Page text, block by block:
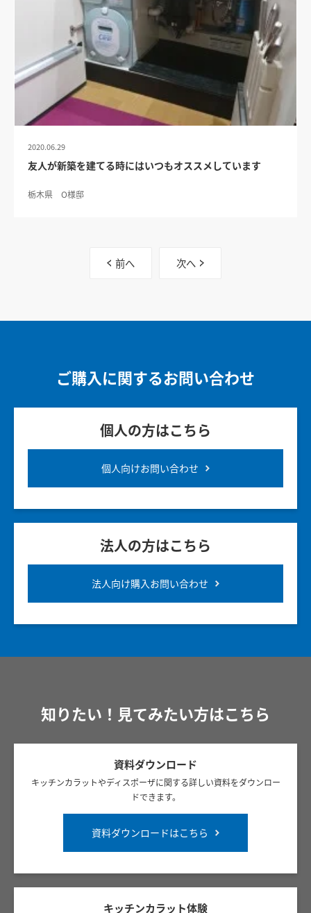
2020.06.29
友人が新築を建てる時にはいつもオススメしています
栃木県 O様邸
前へ 次へ
ご購入に関するお問い合わせ
個人の方はこちら
個人向けお問い合わせ
法人の方はこちら
法人向け購入お問い合わせ
知りたい！見てみたい方はこちら
資料ダウンロード
キッチンカラットやディスポーザに関する詳しい資料をダウンロー
ドできます。
資料ダウンロードはこちら
キッチンカラット体験